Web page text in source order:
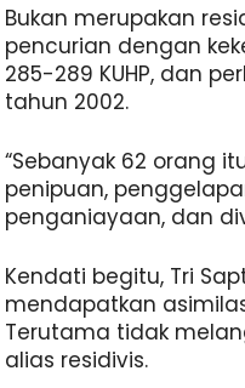
Bukan merupakan
pencurian dengan
285-289 KUHP, dan
tahun 2002.
“Sebanyak 62 orang
penipuan,
penganiayaan, dan
Kendati begitu, Tri
mendapatkan
Terutama tidak
alias residivis.